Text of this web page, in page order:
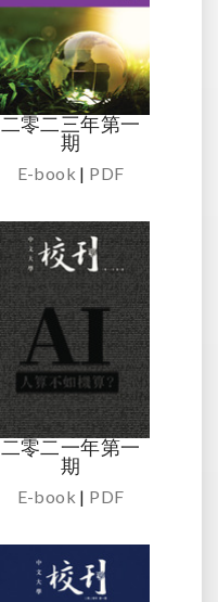
二零二三年第一
期
E-book | PDF
二零二一年第一
期
E-book | PDF